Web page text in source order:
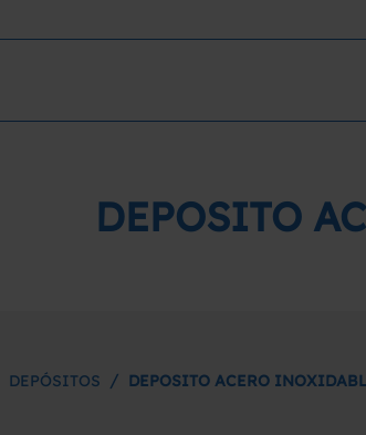
DEPOSITO
DEPÓSITOS / DEPOSITO ACERO